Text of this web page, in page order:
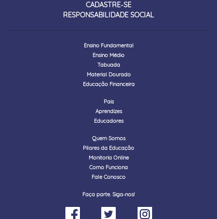
CADASTRE-SE
RESPONSABILIDADE SOCIAL
Ensino Fundamental
Ensino Médio
Tabuada
Material Dourado
Educação Financeira
Pais
Aprendizes
Educadores
Quem Somos
Pilares da Educação
Monitoria Online
Como Funciona
Fale Conosco
Faça parte. Siga-nos!